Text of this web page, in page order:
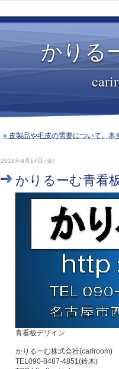
かりる
« 皮製品や毛皮の需要について、
2018年9月14日 (金)
かりるーむ青看
青看板デザイン
かりるーむ株式会社(cariroom)
TEL090-8487-4851(鈴木)